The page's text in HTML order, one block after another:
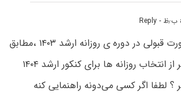
- Reply
سلام .بنظرتون در صورت قبولی در دوره ی روزانه ارشد ۱۴۰۳ ،مطابق
با روند چند سال اخیر از انتخاب روزانه ها برای کنکور ارشد ۱۴۰۴
لطفا اگر کسی می‌دونه راهنمایی کنه